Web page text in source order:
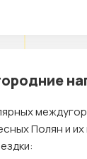
Полян и